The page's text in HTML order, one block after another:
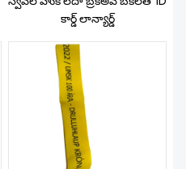
కార్డ్ లాన్యార్డ్